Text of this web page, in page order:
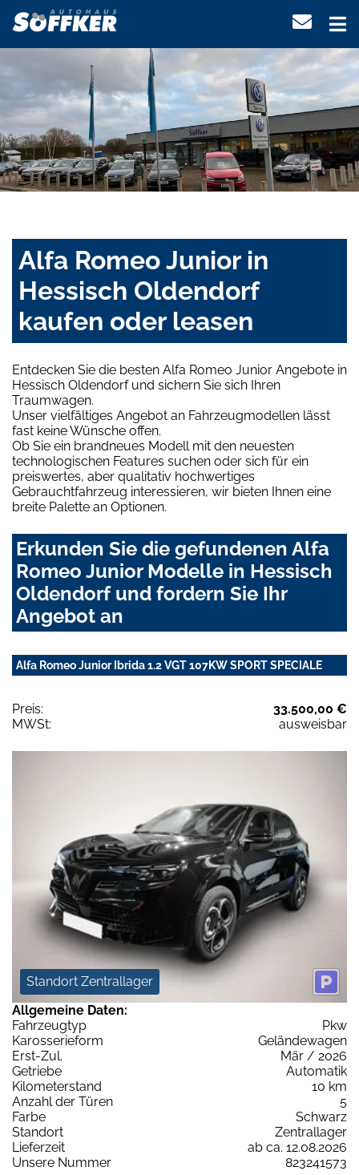
Alfa Romeo Junior in
Hessisch Oldendorf
kaufen oder leasen
Entdecken Sie die besten Alfa Romeo Junior Angebote in
Hessisch Oldendorf und sichern Sie sich Ihren
Traumwagen.
Unser vielfältiges Angebot an Fahrzeugmodellen lässt
fast keine Wünsche offen.
Ob Sie ein brandneues Modell mit den neuesten
technologischen Features suchen oder sich für ein
preiswertes, aber qualitativ hochwertiges
Gebrauchtfahrzeug interessieren, wir bieten Ihnen eine
breite Palette an Optionen.
Erkunden Sie die gefundenen Alfa
Romeo Junior Modelle in Hessisch
Oldendorf und fordern Sie Ihr
Angebot an
Alfa Romeo Junior Ibrida 1.2 VGT 107KW SPORT SPECIALE
Preis:
33.500,00 €
MWSt:
ausweisbar
Standort Zentrallager
Allgemeine Daten:
Fahrzeugtyp
Pkw
Karosserieform
Geländewagen
Erst-Zul.
Mär / 2026
Getriebe
Automatik
Kilometerstand
10 km
Anzahl der Türen
5
Farbe
Schwarz
Standort
Zentrallager
Lieferzeit
ab ca. 12.08.2026
Unsere Nummer
823241573